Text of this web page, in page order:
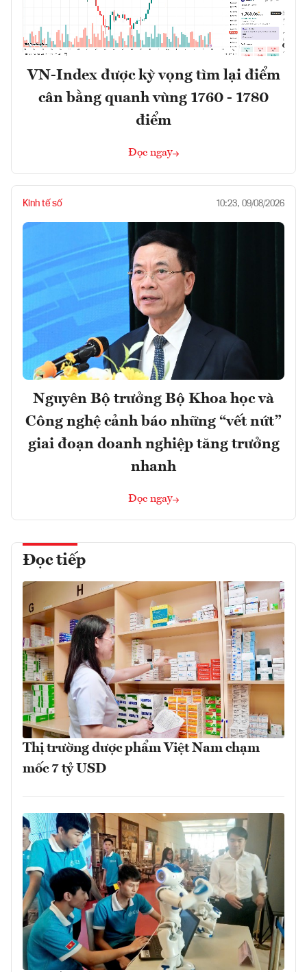
VN-Index được kỳ vọng tìm lại điểm
cân bằng quanh vùng 1760 - 1780
điểm
Đọc ngay
Kinh tế số 10:23, 09/08/2026
Nguyên Bộ trưởng Bộ Khoa học và
Công nghệ cảnh báo những “vết nứt”
giai đoạn doanh nghiệp tăng trưởng
nhanh
Đọc ngay
Đọc tiếp
Thị trường dược phẩm Việt Nam chạm
mốc 7 tỷ USD